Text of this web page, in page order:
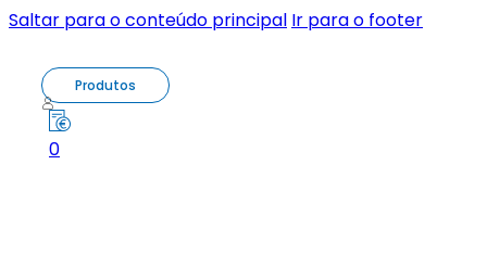
Saltar para o conteúdo principal Ir para o footer
Produtos
0